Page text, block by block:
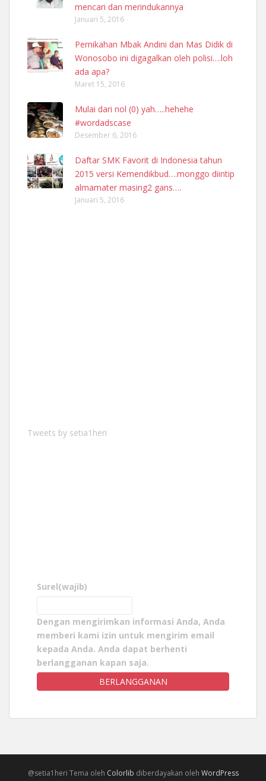
mencari dan merindukannya
Januari 5, 2016
Pernikahan Mbak Andini dan Mas Didik di
Wonosobo ini digagalkan oleh polisi….loh
ada apa?
Maret 15, 2016
Mulai dari nol (0) yah…..hehehe
#wordadscase
Desember 6, 2016
Daftar SMK Favorit di Indonesia tahun
2015 versi Kemendikbud….monggo diintip
almamater masing2 gans….
Januari 5, 2016
Tweets by setia1heri
Surel(wajib)
Dengan mengirimkan informasi Anda, Anda
memberi kami izin untuk mengirim email
kepada Anda. Anda dapat berhenti
berlangganan kapan saja.
BERLANGGANAN
@setia1heri Tema oleh Colorlib diberdayakan oleh WordPress